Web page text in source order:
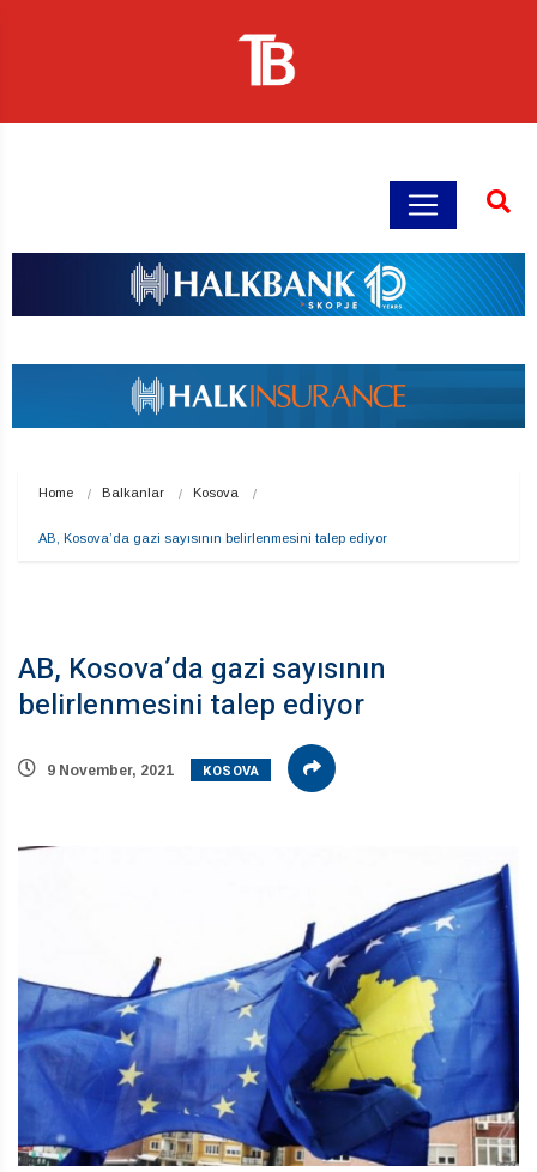
Home Balkanlar Kosova
AB, Kosova’da gazi sayısının belirlenmesini talep ediyor
AB, Kosova’da gazi sayısının
belirlenmesini talep ediyor
9 November, 2021 KOSOVA